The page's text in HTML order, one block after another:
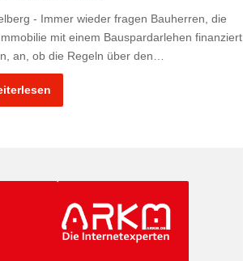
- Immer wieder fragen Bauherren, die
mit einem Bauspardarlehen finanziert
an, ob die Regeln über den…